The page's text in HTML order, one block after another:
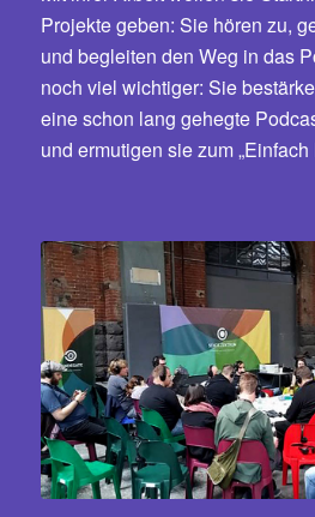
Projekte geben: Sie hören zu,
und begleiten den Weg in das
noch viel wichtiger: Sie
eine schon lang gehegte
und ermutigen sie zum „Einfach